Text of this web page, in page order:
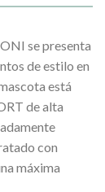
se presenta
de estilo en
está
de alta
con
máxima